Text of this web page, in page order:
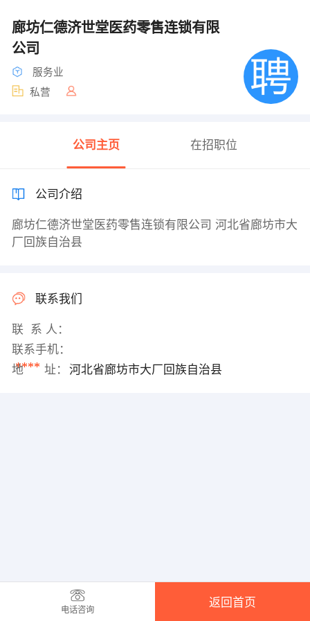
廊坊仁德济世堂医药零售连锁有限
公司
服务业
私营
公司主页 在招职位
公司介绍
廊坊仁德济世堂医药零售连锁有限公司 河北省廊坊市大
厂回族自治县
联系我们
联 系 人：
联系手机：
****
地 址： 河北省廊坊市大厂回族自治县
电话咨询
返回首页